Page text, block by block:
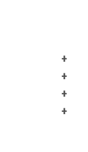
+
+
+
+